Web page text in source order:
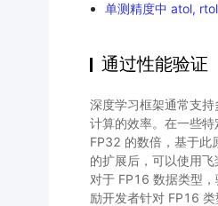
单测精度中 atol,
通过性能验证
深度学习框架通常支
计算的效率。在一些
FP32 的数倍，基于此
的扩展后，可以使用飞
对于 FP16 数据类型
励开发者针对 FP16